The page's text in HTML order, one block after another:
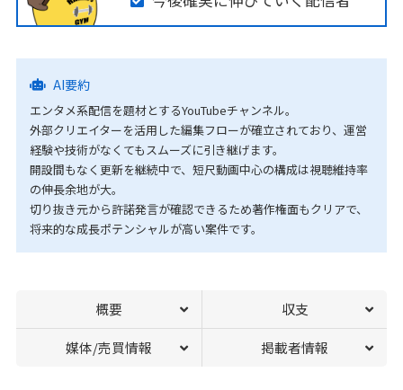
AI要約
エンタメ系配信を題材とするYouTubeチャンネル。
外部クリエイターを活用した編集フローが確立されており、運営
経験や技術がなくてもスムーズに引き継げます。
開設間もなく更新を継続中で、短尺動画中心の構成は視聴維持率
の伸長余地が大。
切り抜き元から許諾発言が確認できるため著作権面もクリアで、
将来的な成長ポテンシャルが高い案件です。
概要 収支
媒体/売買情報 掲載者情報